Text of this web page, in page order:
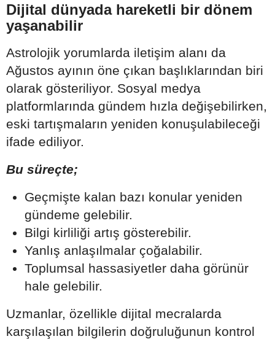
Dijital dünyada hareketli bir dönem
yaşanabilir
Astrolojik yorumlarda iletişim alanı da
Ağustos ayının öne çıkan başlıklarından biri
olarak gösteriliyor. Sosyal medya
platformlarında gündem hızla değişebilirken,
eski tartışmaların yeniden konuşulabileceği
ifade ediliyor.
Bu süreçte;
Geçmişte kalan bazı konular yeniden
gündeme gelebilir.
Bilgi kirliliği artış gösterebilir.
Yanlış anlaşılmalar çoğalabilir.
Toplumsal hassasiyetler daha görünür
hale gelebilir.
Uzmanlar, özellikle dijital mecralarda
karşılaşılan bilgilerin doğruluğunun kontrol